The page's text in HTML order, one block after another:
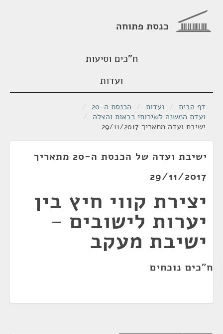
כנסת פתוחה
ח"כים וסיעות
ועדות
דף הבית / ועדות / הכנסת ה-20
/
ועדת המשנה לשירותי כבאות והצלה /
ישיבת ועדה מתאריך 29/11/2017
ישיבת ועדה של הכנסת ה-20 מתאריך
29/11/2017
יצירת קווי חיץ בין
יערות לישובים -
ישיבת מעקב
ח"כים נוכחים